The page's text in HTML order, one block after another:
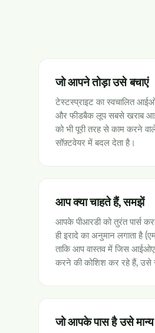
जो आपने तोड़ा उसे बचाएं
टेस्टस्प्राइट का स्वचालित
और फीडबैक लूप सबसे खराब
को भी पूरी तरह से काम करने
सॉफ़्टवेयर में बदल देता है।
आप क्या चाहते हैं, समझें
आपके पीआरडी को तुरंत पार्स
ही इरादे का अनुमान लगाता है
ताकि आप वास्तव में जिस
करने की कोशिश कर रहे हैं,
जो आपके पास है उसे